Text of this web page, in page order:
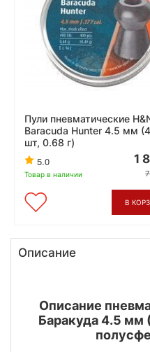
Пули пневматические
Baracuda Hunter 4.5 мм
шт, 0.68 г)
5.0
Товар в наличии
1
В
Описание
Описание
Баракуда 4.5 мм